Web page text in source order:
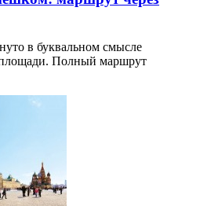
в буквальном смысле
Полный маршрут